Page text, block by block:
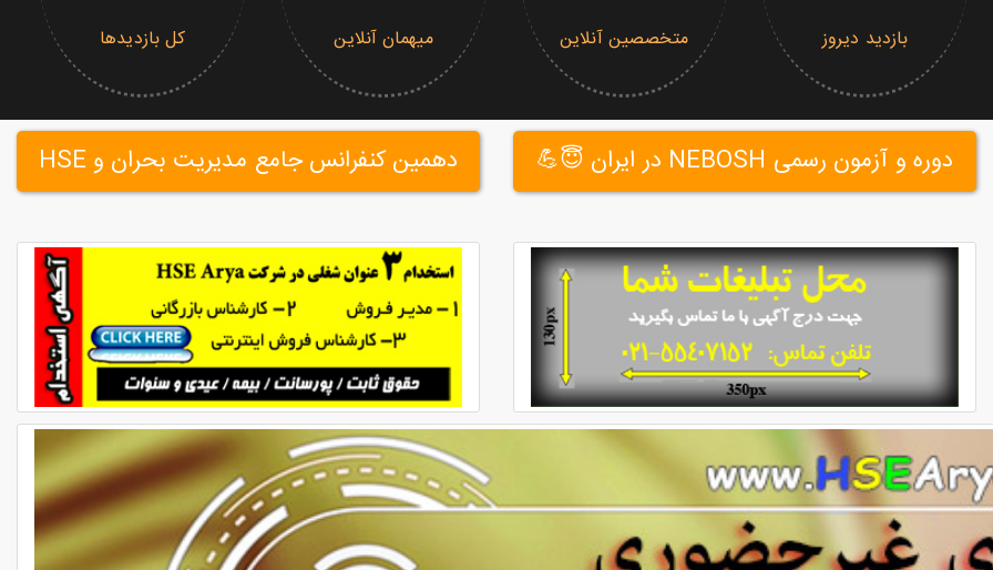
بازدید دیروز متخصصین آنلاین میهمان آنلاین کل بازدیدها
دوره و آزمون رسمی NEBOSH در ایران 😇💪 دهمین کنفرانس جامع مدیریت بحران و HSE